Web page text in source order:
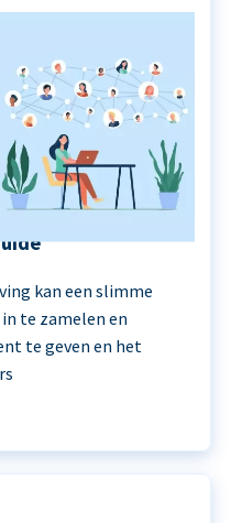
101 | The
kan een slimme
te zamelen en
te geven en het